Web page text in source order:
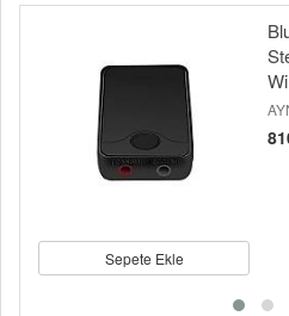
Sepete Ekle